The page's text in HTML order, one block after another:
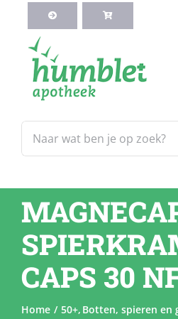
inhoud
naar:
Webshop
Blog
Diensten
CAPS 30
Home 50+ Botten, spieren en